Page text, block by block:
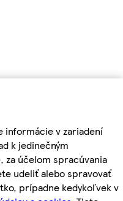
informácie v zariadení
k jedinečným
účelom spracúvania
udeliť alebo spravovať
prípadne kedykoľvek v